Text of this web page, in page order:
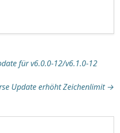
für v6.0.0-12/v6.1.0-12
Update erhöht Zeichenlimit →